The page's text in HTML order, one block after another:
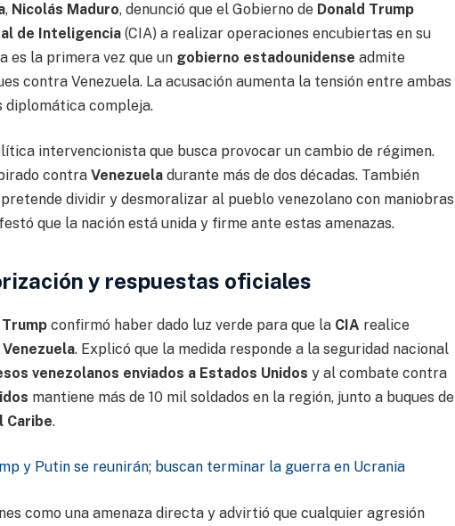
, Nicolás Maduro, denunció que el Gobierno de Donald Trump
de Inteligencia(CIA) a realizar operaciones encubiertas en su
es la primera vez que un gobierno estadounidense admite
contra Venezuela. La acusación aumenta la tensión entre ambas
diplomática compleja.
intervencionista que busca provocar un cambio de régimen.
contra Venezueladurante más de dos décadas. También
pretende dividir y desmoralizar al pueblo venezolano con maniobras
que la nación está unida y firme ante estas amenazas.
y respuestas oficiales
confirmó haber dado luz verde para que la CIA realice
Venezuela. Explicó que la medida responde a la seguridad nacional
venezolanos enviados a Estados Unidos y al combate contra
mantiene más de 10 mil soldados en la región, junto a buques de
Caribe.
y Putin se reunirán; buscan terminar la guerra en Ucrania
como una amenaza directa y advirtió que cualquier agresión